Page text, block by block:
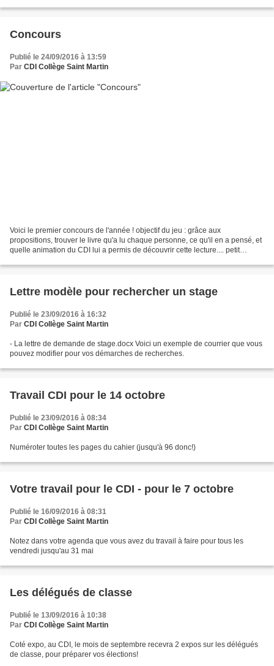
Concours
Publié le 24/09/2016 à 13:59
Par CDI Collège Saint Martin
Voici le premier concours de l'année ! objectif du jeu : grâce aux
propositions, trouver le livre qu'a lu chaque personne, ce qu'il en a pensé, et
quelle animation du CDI lui a permis de découvrir cette lecture.... petit
Lettre modèle pour rechercher un stage
Publié le 23/09/2016 à 16:32
Par CDI Collège Saint Martin
- La lettre de demande de stage.docx Voici un exemple de courrier que vous
pouvez modifier pour vos démarches de recherches.
Travail CDI pour le 14 octobre
Publié le 23/09/2016 à 08:34
Par CDI Collège Saint Martin
Numéroter toutes les pages du cahier (jusqu'à 96 donc!)
Votre travail pour le CDI - pour le 7 octobre
Publié le 16/09/2016 à 08:31
Par CDI Collège Saint Martin
Notez dans votre agenda que vous avez du travail à faire pour tous les
vendredi jusqu'au 31 mai
Les délégués de classe
Publié le 13/09/2016 à 10:38
Par CDI Collège Saint Martin
Coté expo, au CDI, le mois de septembre recevra 2 expos sur les délégués
de classe, pour préparer vos élections!